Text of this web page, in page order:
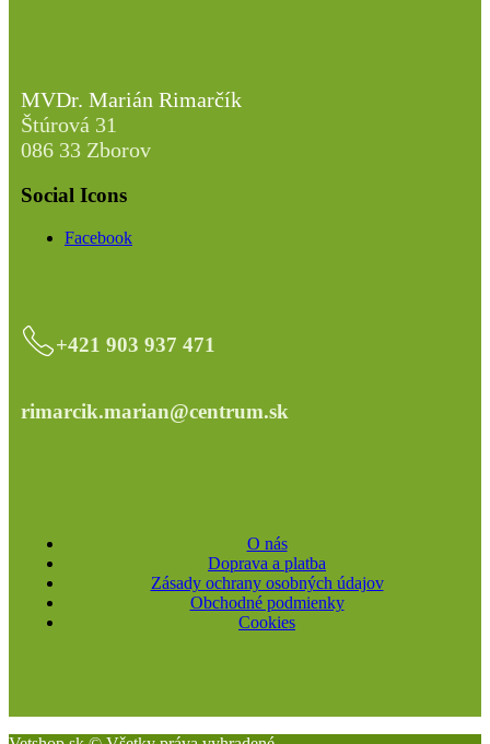
MVDr. Marián Rimarčík
Štúrová 31
086 33 Zborov
Social Icons
Facebook
+421 903 937 471
rimarcik.marian@centrum.sk
O nás
Doprava a platba
Zásady ochrany osobných údajov
Obchodné podmienky
Cookies